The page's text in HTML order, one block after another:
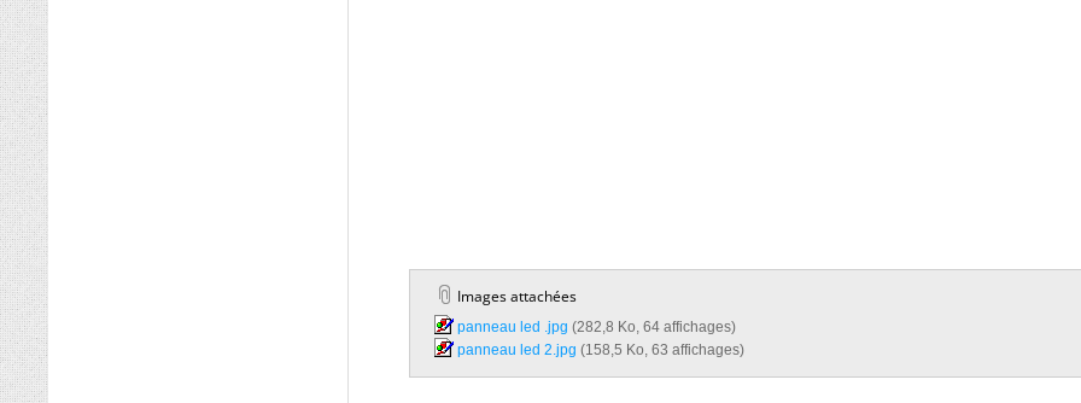
Images attachées
panneau led .jpg‎ (282,8 Ko, 64 affichages)
panneau led 2.jpg‎ (158,5 Ko, 63 affichages)